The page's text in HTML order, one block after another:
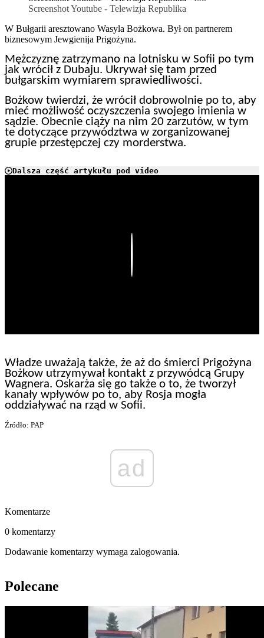
Screenshot Youtube - Telewizja Republika
W Bułgarii aresztowano Wasyla Bożkowa. Był on partnerem
biznesowym Jewgienija Prigożyna.
Mężczyznę zatrzymano na lotnisku w Sofii po tym
jak wrócił z Dubaju. Ukrywał się tam przed
bułgarskim wymiarem sprawiedliwości.
Bożkow twierdzi, że wrócił dobrowolnie po to, aby
mieć możliwość oczyszczenia swojego imienia w
sądzie. Obecnie ciąży na nim 20 zarzutów, w tym
te dotyczące przywództwa w zorganizowanej
grupie przestępczej czy morderstwa.
Dalsza część artykułu pod video
Władze uważają także, że aż do śmierci Prigożyna
Bożkow utrzymywał kontakt z przywódcą Grupy
Wagnera. Oskarża się go także o to, że tworzył
kanały wpływów po to, aby Rosja mogła
oddziaływać na rząd w Sofii.
Źródło: PAP
ad
Komentarze
0 komentarzy
Dodawanie komentarzy wymaga zalogowania.
Polecane